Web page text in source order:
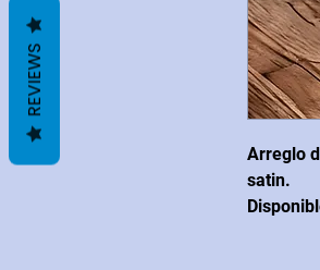
Arreglo
satin.
REVIEWS